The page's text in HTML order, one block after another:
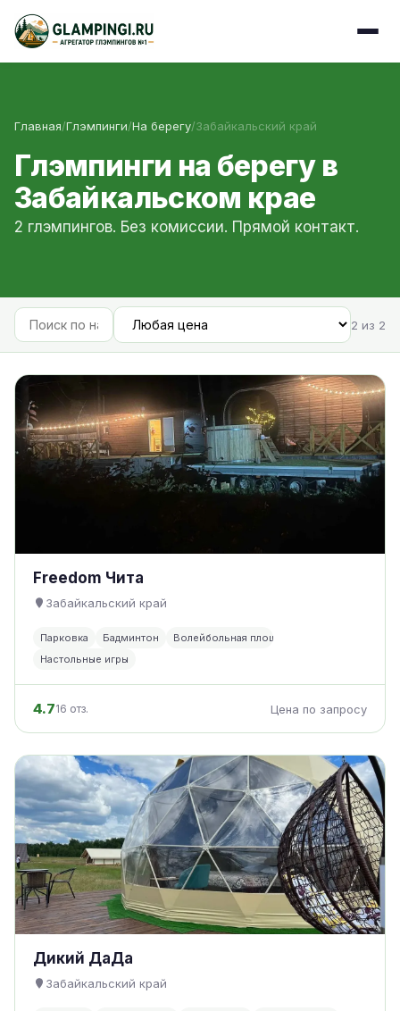
Главная/Глэмпинги/На берегу/Забайкальский край
Глэмпинги на берегу в
Забайкальском крае
2 глэмпингов. Без комиссии. Прямой контакт.
2 из 2
Freedom Чита
Забайкальский край
Парковка Бадминтон
Волейбольная площадка
Настольные игры
4.716 отз. Цена по запросу
Дикий ДаДа
Забайкальский край